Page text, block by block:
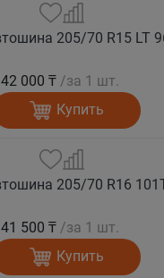
42 000 ₸ /за 1 шт.
Купить
41 500 ₸ /за 1 шт.
Купить